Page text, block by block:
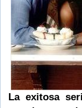
La exitosa